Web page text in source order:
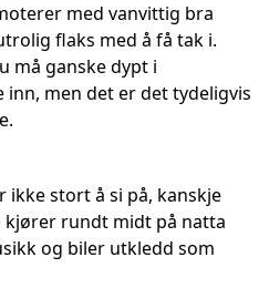
med vanvittig bra
flaks med å få tak i.
må ganske dypt i
men det er det tydeligvis
ikke stort å si på, kanskje
rundt midt på natta
og biler utkledd som